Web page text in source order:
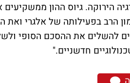
הרב בפעילותה של אלגרי
להשלים את ההסכם הסופי
חדשניים."